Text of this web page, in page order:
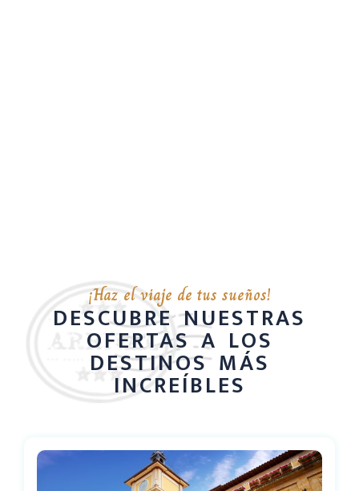
¡Haz el viaje de tus sueños!
DESCUBRE NUESTRAS
OFERTAS A LOS
DESTINOS MÁS
INCREÍBLES